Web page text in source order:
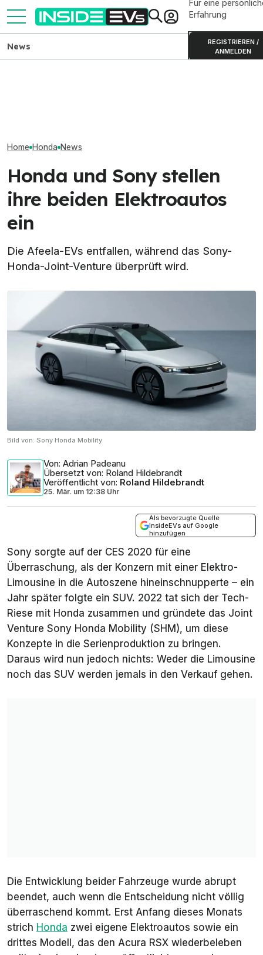
Für eine
Erfahrung
REGISTRIEREN /
ANMELDEN
News
Home Honda News
Honda und Sony stellen
ihre beiden Elektroautos
ein
Die Afeela-EVs entfallen, während das Sony-
Honda-Joint-Venture überprüft wird.
Bild von: Sony Honda Mobility
Von: Adrian Padeanu
Übersetzt von: Roland Hildebrandt
Veröffentlicht von: Roland Hildebrandt
25. Mär. um 12:38 Uhr
Als bevorzugte Quelle
InsideEVs auf Google
hinzufügen
Sony sorgte auf der CES 2020 für eine
Überraschung, als der Konzern mit einer Elektro-
Limousine in die Autoszene hineinschnupperte – ein
Jahr später folgte ein SUV. 2022 tat sich der Tech-
Riese mit Honda zusammen und gründete das Joint
Venture Sony Honda Mobility (SHM), um diese
Konzepte in die Serienproduktion zu bringen.
Daraus wird nun jedoch nichts: Weder die Limousine
noch das SUV werden jemals in den Verkauf gehen.
Die Entwicklung beider Fahrzeuge wurde abrupt
beendet, auch wenn die Entscheidung nicht völlig
überraschend kommt. Erst Anfang dieses Monats
strich Honda zwei eigene Elektroautos sowie ein
drittes Modell, das den Acura RSX wiederbeleben